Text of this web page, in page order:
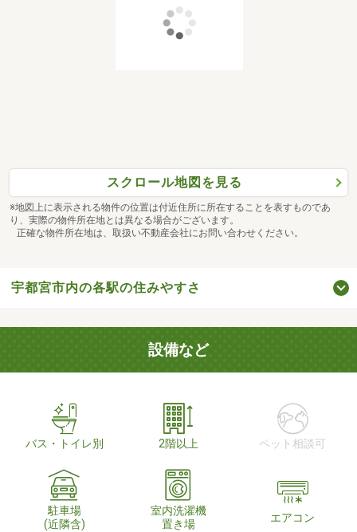
スクロール地図を見る
※地図上に表示される物件の位置は付近住所に所在することを表すものであ
り、実際の物件所在地とは異なる場合がございます。
正確な物件所在地は、取扱い不動産会社にお問い合わせください。
宇都宮市内の各駅の住みやすさ
設備など
バス・トイレ別 2階以上 ペット相談可
駐車場
(近隣含)
室内洗濯機
置き場
エアコン